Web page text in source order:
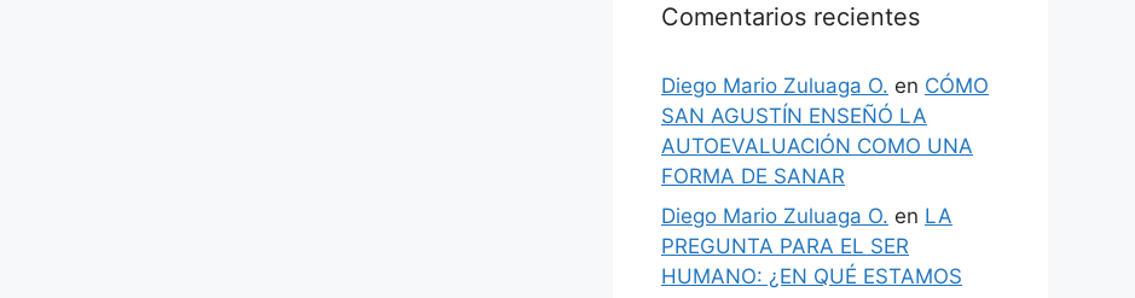
Comentarios recientes
Diego Mario Zuluaga O. en CÓMO
SAN AGUSTÍN ENSEÑÓ LA
AUTOEVALUACIÓN COMO UNA
FORMA DE SANAR
Diego Mario Zuluaga O. en LA
PREGUNTA PARA EL SER
HUMANO: ¿EN QUÉ ESTAMOS